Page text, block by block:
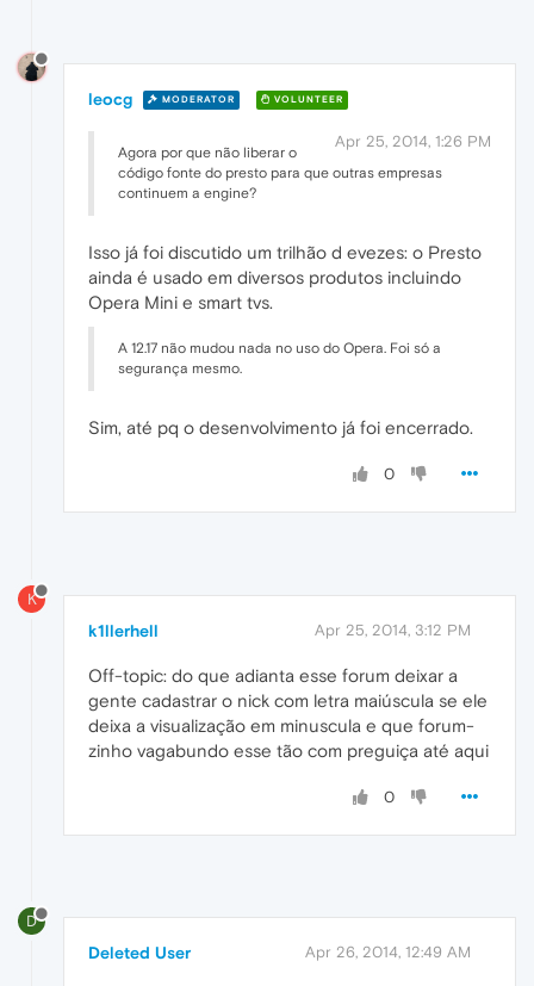
leocg MODERATOR VOLUNTEER
Apr 25, 2014, 1:26 PM
Agora por que não liberar o
código fonte do presto para que outras empresas
continuem a engine?
Isso já foi discutido um trilhão d evezes: o Presto
ainda é usado em diversos produtos incluindo
Opera Mini e smart tvs.
A 12.17 não mudou nada no uso do Opera. Foi só a
segurança mesmo.
Sim, até pq o desenvolvimento já foi encerrado.
0
K
k1llerhell Apr 25, 2014, 3:12 PM
Off-topic: do que adianta esse forum deixar a
gente cadastrar o nick com letra maiúscula se ele
deixa a visualização em minuscula e que forum-
zinho vagabundo esse tão com preguiça até aqui
0
D
Deleted User Apr 26, 2014, 12:49 AM